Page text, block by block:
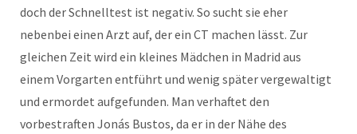
doch der Schnelltest ist negativ. So sucht sie eher
nebenbei einen Arzt auf, der ein CT machen lässt. Zur
gleichen Zeit wird ein kleines Mädchen in Madrid aus
einem Vorgarten entführt und wenig später vergewaltigt
und ermordet aufgefunden. Man verhaftet den
vorbestraften Jonás Bustos, da er in der Nähe des